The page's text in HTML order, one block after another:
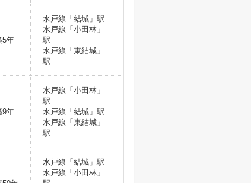
5年
水戸線「結城」駅
水戸線「小田林」
駅
水戸線「東結城」
駅
9年
水戸線「小田林」
駅
水戸線「結城」駅
水戸線「東結城」
駅
水戸線「結城」駅
水戸線「小田林」